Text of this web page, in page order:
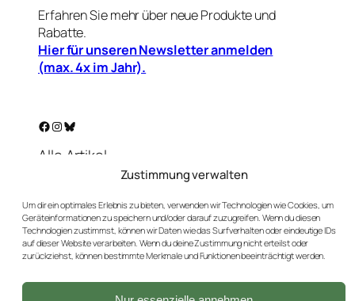
Zustimmung verwalten
Um dir ein optimales Erlebnis zu bieten, verwenden wir Technologien wie Cookies, um
Geräteinformationen zu speichern und/oder darauf zuzugreifen. Wenn du diesen
Technologien zustimmst, können wir Daten wie das Surfverhalten oder eindeutige IDs
auf dieser Website verarbeiten. Wenn du deine Zustimmung nicht erteilst oder
zurückziehst, können bestimmte Merkmale und Funktionen beeinträchtigt werden.
Erfahren Sie mehr über neue Produkte und
Rabatte.
Hier für unseren Newsletter anmelden
(max. 4x im Jahr).
Facebook Instagram Bluesky
Alle Artikel
Unser Golf-Blog
Kontakt
AGBs